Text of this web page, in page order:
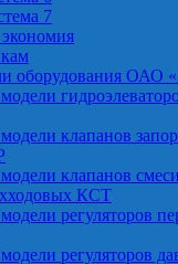
7
оборудования ОАО
клапанов
клапанов
КСТ
регуляторов
регуляторов